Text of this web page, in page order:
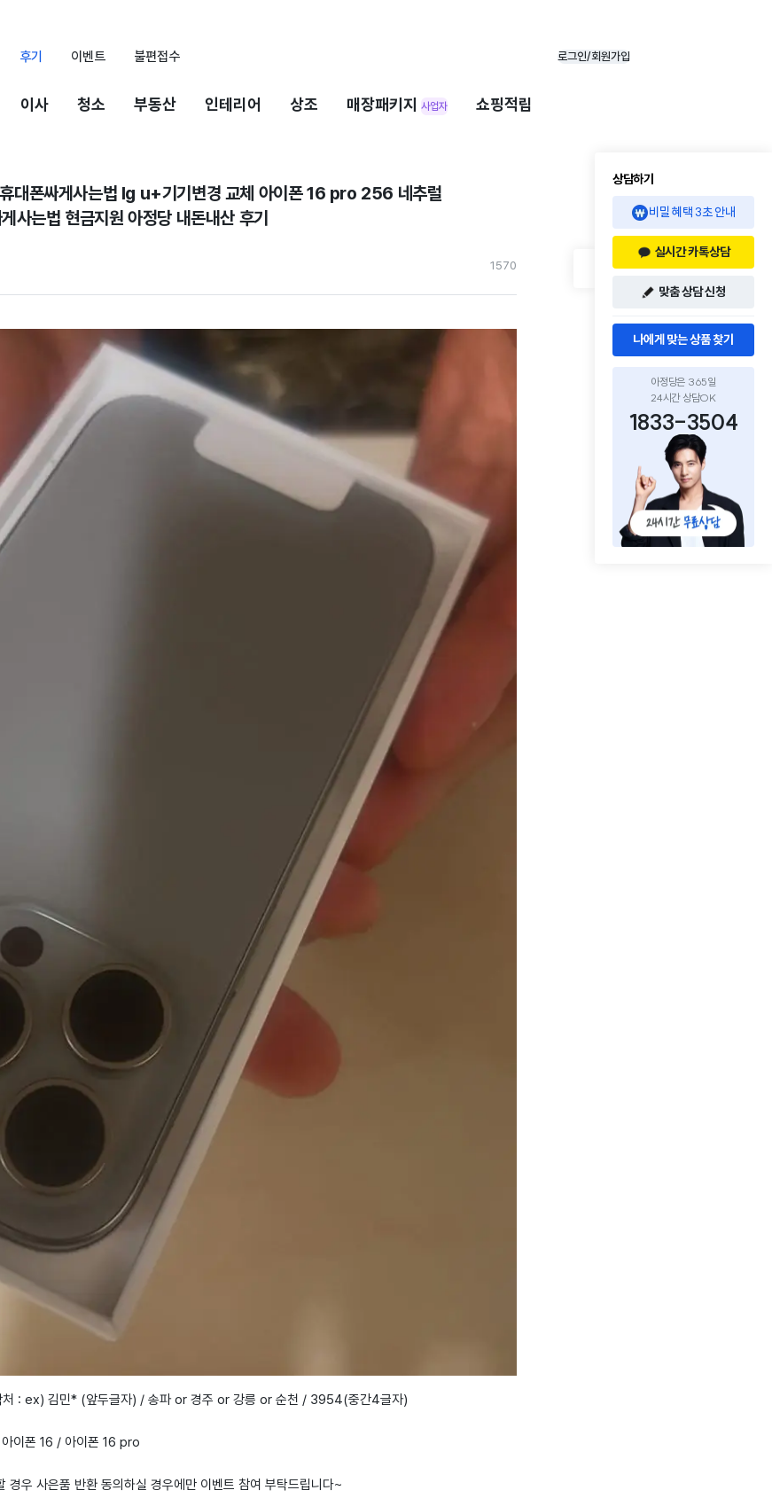
후기 이벤트 불편접수 로그인/회원가입
이사 청소 부동산 인테리어 상조 매장패키지 사업자 쇼핑적립
대폰싸게사는법 lg u+기기변경 교체 아이폰 16 pro 256 네추럴
사는법 현금지원 아정당 내돈내산 후기
1570
: ex) 김민* (앞두글자) / 송파 or 경주 or 강릉 or 순천 / 3954(중간4글자)
이폰 16 / 아이폰 16 pro
경우 사은품 반환 동의하실 경우에만 이벤트 참여 부탁드립니다~
상담하기
비밀 혜택 3초 안내
실시간 카톡상담
맞춤 상담 신청
나에게 맞는 상품 찾기
아정당은 365일
24시간 상담OK
1833-3504